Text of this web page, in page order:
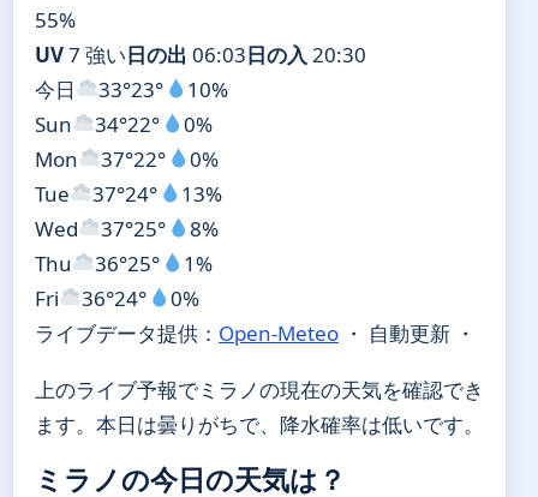
55%
UV7 強い日の出 06:03日の入 20:30
今日
33°23°
10%
Sun
34°22°
0%
Mon
37°22°
0%
Tue
37°24°
13%
Wed
37°25°
8%
Thu
36°25°
1%
Fri
36°24°
0%
ライブデータ提供： Open-Meteo ・ 自動更新 ・
上のライブ予報でミラノの現在の天気を確認でき
ます。本日は曇りがちで、降水確率は低いです。
ミラノの今日の天気は？